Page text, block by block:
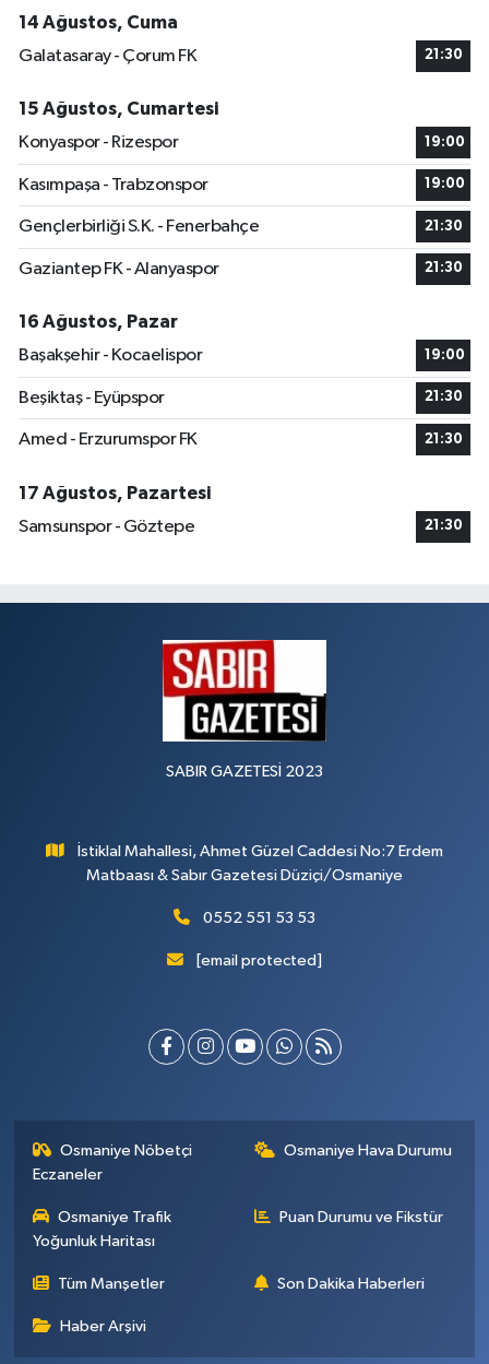
14 Ağustos, Cuma
Galatasaray - Çorum FK
21:30
15 Ağustos, Cumartesi
Konyaspor - Rizespor
19:00
Kasımpaşa - Trabzonspor 19:00
Gençlerbirliği S.K. - Fenerbahçe 21:30
Gaziantep FK - Alanyaspor 21:30
16 Ağustos, Pazar
Başakşehir - Kocaelispor
19:00
Beşiktaş - Eyüpspor 21:30
Amed - Erzurumspor FK 21:30
17 Ağustos, Pazartesi
Samsunspor - Göztepe
21:30
SABIR GAZETESİ 2023
İstiklal Mahallesi, Ahmet Güzel Caddesi No:7 Erdem
Matbaası & Sabır Gazetesi Düziçi/Osmaniye
0552 551 53 53
[email protected]
Osmaniye Nöbetçi
Eczaneler
Osmaniye Hava Durumu
Osmaniye Trafik
Yoğunluk Haritası
Puan Durumu ve Fikstür
Tüm Manşetler Son Dakika Haberleri
Haber Arşivi